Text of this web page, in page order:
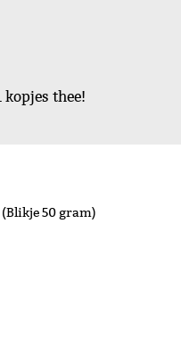
thee!
(Blikje 50 gram)